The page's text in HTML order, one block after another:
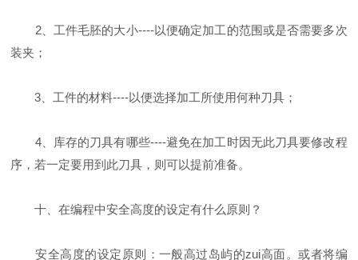
2、工件毛胚的大小----以便确定加工的范围或是否需要多次
装夹；
3、工件的材料----以便选择加工所使用何种刀具；
4、库存的刀具有哪些----避免在加工时因无此刀具要修改程
序，若一定要用到此刀具，则可以提前准备。
十、在编程中安全高度的设定有什么原则？
安全高度的设定原则：一般高过岛屿的zui高面。或者将编